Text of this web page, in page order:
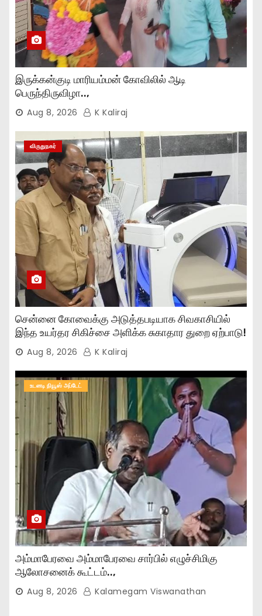
இருக்கன்குடி மாரியம்மன் கோவிலில் ஆடி
பெருந்திருவிழா..,
Aug 8, 2026 K Kaliraj
விருதுநகர்
சென்னை கோவைக்கு அடுத்தபடியாக சிவகாசியில்
இந்த உயர்தர சிகிச்சை அளிக்க சுகாதார துறை ஏற்பாடு!
Aug 8, 2026 K Kaliraj
உடனடி நியூஸ் அப்டேட்
அம்மாபேரவை அம்மாபேரவை சார்பில் எழுச்சிமிகு
ஆலோசனைக் கூட்டம்..,
Aug 8, 2026 Kalamegam Viswanathan